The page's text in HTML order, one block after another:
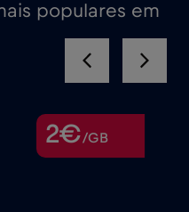
populares em
2€/GB